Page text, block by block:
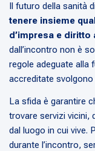
Il futuro della sanità
tenere insieme
d’impresa e diritto
dall’incontro non è
regole adeguate alla
accreditate svolgono
La sfida è garantire
trovare servizi vicini,
dal luogo in cui vive.
durante l’incontro,